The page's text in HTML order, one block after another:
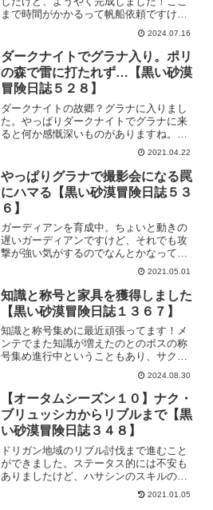
まで時間がかかるって帆船依頼ですけ
ど、ペリドットの馬車を作る時は労働者
の人員は多いほど捗りますね。これから
貿易の際にはペリドットの馬車を使って
いきますよー！ついでに貿易専門キャラ
も育成していきますｗ
2024.07.16
ダークナイトでグラナ入り。ポリ
の森で雷に打たれず…【黒い砂漠
冒険日誌５２８】
ダークナイトの故郷？グラナに入りまし
た。やっぱりダークナイトでグラナに来
ると何か感慨深いものがありますね。い
ろんなところで過去の話を聞けるけど、
どれもがダークナイトに関連していると
思ってしまうあたり面白い。にしても雷
に打たれたくても打たれないのは何故？
2021.04.22
やっぱりグラナで撮影会になる罠
にハマる【黒い砂漠冒険日誌５３
６】
ガーディアンを育成中。ちょいと動きの
遅いガーディアンですけど、それでも攻
撃が強い気がするのでなんとかなってま
す。そのおかげでグラナのメイン依頼も
順調。で、カーマスの光を取り戻した
後、SS撮影会になってしまうという罠に
ドハマりしてましたｗ
2021.05.01
知識と称号と家具を獲得しました
【黒い砂漠冒険日誌１３６７】
知識と称号集めに最近頑張ってます！メ
ンテでまた知識が増えたのとのボスの称
号集め進行中ということもあり、サクッ
と獲得しておきました。そして家具です
が、朝の国・都に関連するものなので、
こちらも忘れずにもらっておきたいです
ね。
2024.08.30
【オータムシーズン１０】ナク・
ブリュッシカからリブルまで【黒
い砂漠冒険日誌３４８】
ドリガン地域のリブル討伐まで進むこと
ができました。ステータス的には不安も
ありましたけど、ハサシンのスキルのお
かげで何とかこなせてます。あと、亀裂
の残響も行ってきましたけど…。
2021.01.05